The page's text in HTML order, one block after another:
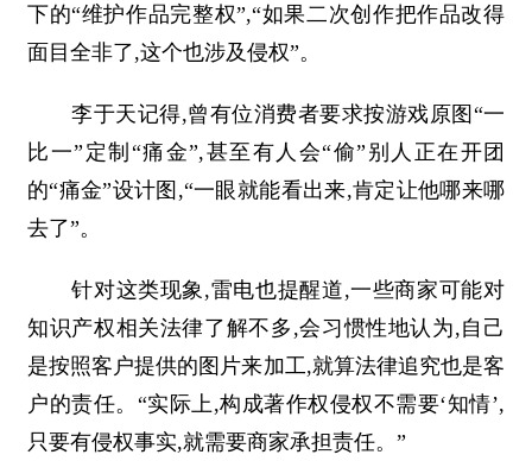
下的“维护作品完整权”,“如果二次创作把作品改得
面目全非了,这个也涉及侵权”。
李于天记得,曾有位消费者要求按游戏原图“一
比一”定制“痛金”,甚至有人会“偷”别人正在开团
的“痛金”设计图,“一眼就能看出来,肯定让他哪来哪
去了”。
针对这类现象,雷电也提醒道,一些商家可能对
知识产权相关法律了解不多,会习惯性地认为,自己
是按照客户提供的图片来加工,就算法律追究也是客
户的责任。“实际上,构成著作权侵权不需要‘知情’,
只要有侵权事实,就需要商家承担责任。”